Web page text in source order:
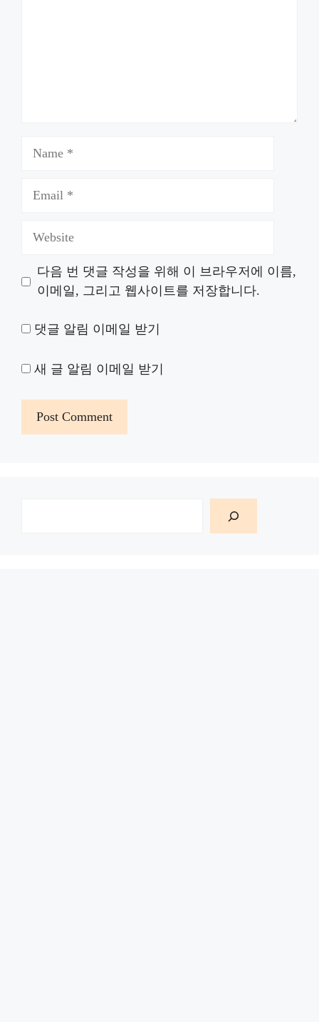
다음 번 댓글 작성을 위해 이 브라우저에 이름,
이메일, 그리고 웹사이트를 저장합니다.
댓글 알림 이메일 받기
새 글 알림 이메일 받기